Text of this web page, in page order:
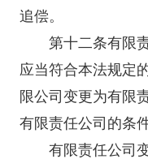
追偿。
第十二条有限责
应当符合本法规定
限公司变更为有限
有限责任公司的条件
有限责任公司变